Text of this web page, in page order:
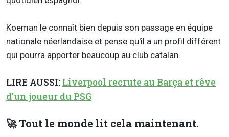
Koeman le connaît bien depuis son passage en équipe
nationale néerlandaise et pense qu'il a un profil différent
qui pourra apporter beaucoup au club catalan.
LIRE AUSSI: Liverpool recrute au Barça et rêve
d'un joueur du PSG
🚀 Tout le monde lit cela maintenant.